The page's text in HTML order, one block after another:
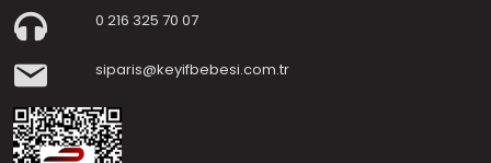
0 216 325 70 07
siparis@keyifbebesi.com.tr